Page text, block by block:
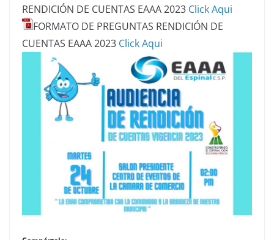
RENDICIÓN DE CUENTAS EAAA 2023 Click Aqui
FORMATO DE PREGUNTAS RENDICIÓN DE
CUENTAS EAAA 2023 Click Aqui